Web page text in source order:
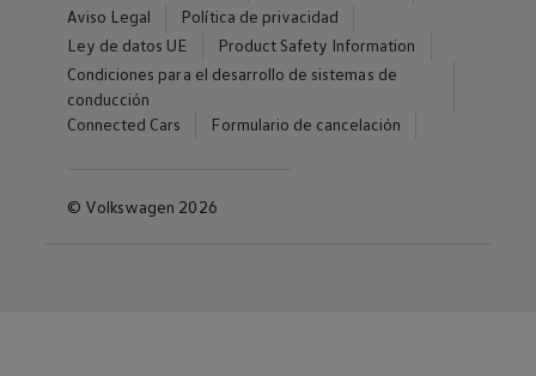
Aviso Legal
Política de privacidad
Ley de datos UE
Product Safety Information
Condiciones para el desarrollo de sistemas de
conducción
Connected Cars
Formulario de cancelación
© Volkswagen 2026